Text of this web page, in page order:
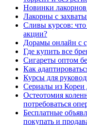
Новинки
Лакорны с
Сливы курсов:
акции?
Дорамы онлайн с
Где купить все
Сигареты оптом
Как
Курсы для
Сериалы из Кореи
Остеотомия
потребоваться
Бесплатные
покупать и